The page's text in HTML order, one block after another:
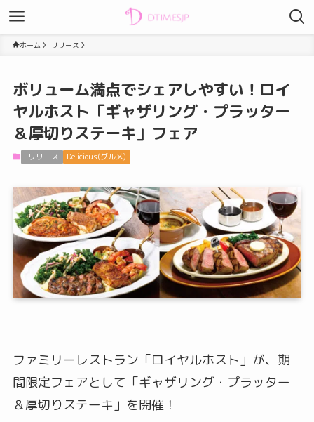
ホーム -リリース
ボリューム満点でシェアしやすい！ロイ
ヤルホスト「ギャザリング・プラッター
＆厚切りステーキ」フェア
-リリース Delicious(グルメ)
ファミリーレストラン「ロイヤルホスト」が、期
間限定フェアとして「ギャザリング・プラッター
＆厚切りステーキ」を開催！